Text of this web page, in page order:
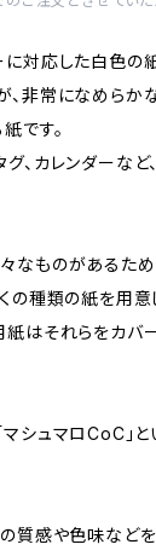
対応した白色の紙
、非常になめらか
です。
、カレンダーな
なものがあるた
の種類の紙を用
紙はそれらをカバ
シュマロCoC」
の質感や色味など